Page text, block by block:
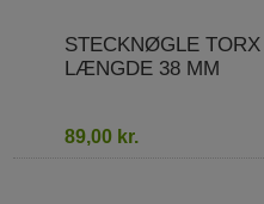
STECKNØGLE
LÆNGDE 38 MM
89,00 kr.